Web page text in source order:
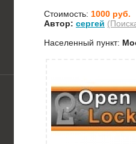
Стоимость: 1000 руб.
Автор: сергей
Населенный пункт: